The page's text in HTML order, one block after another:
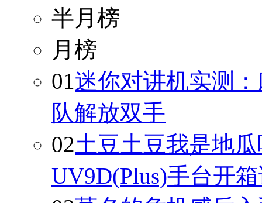
半月榜
月榜
01迷你对讲机实测
队解放双手
02土豆土豆我是地
UV9D(Plus)手台开